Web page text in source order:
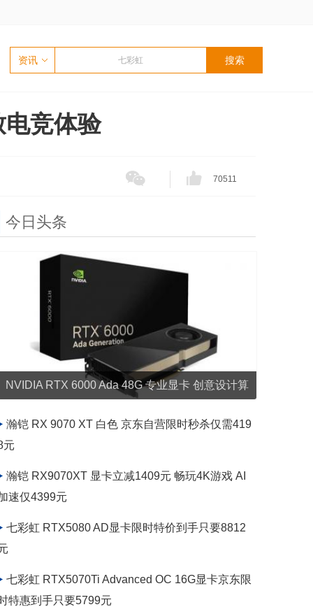
资讯
竞体验
70511
今日头条
NVIDIA RTX 6000 Ada 48G 专业显卡 创意设计算
瀚铠 RX 9070 XT 白色 京东自营限时秒杀仅需419
元
瀚铠 RX9070XT 显卡立减1409元 畅玩4K游戏 AI
速仅4399元
七彩虹 RTX5080 AD显卡限时特价到手只要8812
七彩虹 RTX5070Ti Advanced OC 16G显卡京东限
特惠到手只要5799元